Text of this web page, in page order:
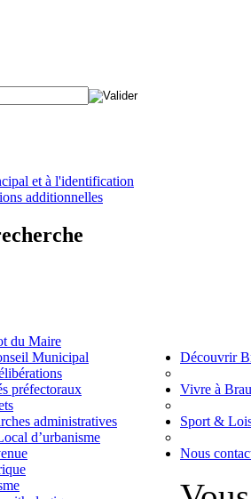
et à l'identification
additionnelles
du Maire
Municipal
préfectoraux
administratives
d’urbanisme
Découvrir
Vivre à
Sport &
Nous